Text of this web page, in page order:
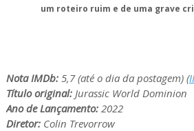
um roteiro ruim e de uma grave
Nota IMDb:5,7 (até o dia da postagem) (
Título original:Jurassic World Dominion
Ano de Lançamento:2022
Diretor: Colin Trevorrow